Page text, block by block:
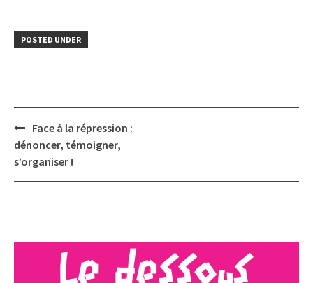
POSTED UNDER
Post
navigation
Face à la répression :
dénoncer, témoigner,
s’organiser !